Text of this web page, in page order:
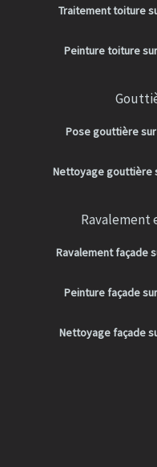
Traitement toiture
Peinture toiture
Pose gouttière
Nettoyage gouttière
Ravalement
Ravalement façade
Peinture façade
Nettoyage façade